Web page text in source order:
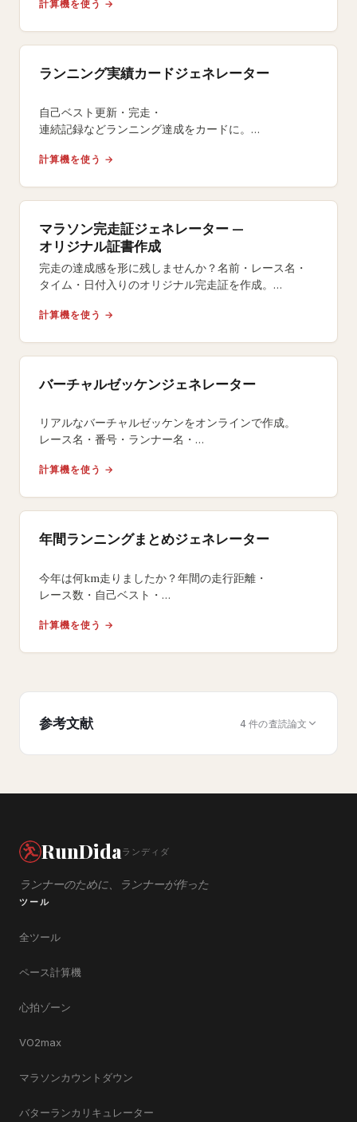
計算機を使う →
ランニング実績カードジェネレーター
自己ベスト更新・完走・
連続記録などランニング達成をカードに。
を無料作成できるツール。
計算機を使う →
マラソン完走証ジェネレーター —
オリジナル証書作成
完走の達成感を形に残しませんか？名前・レース名・
タイム・日付入りのオリジナル完走証を作成。
5種類のデザインから無料ダウンロード。
計算機を使う →
バーチャルゼッケンジェネレーター
リアルなバーチャルゼッケンをオンラインで作成。
レース名・番号・ランナー名・
レース前のSNS投稿や記念品に最適です。
計算機を使う →
年間ランニングまとめジェネレーター
今年は何km走りましたか？年間の走行距離・
レース数・自己ベスト・
SNSでシェアして一年の成長を振り返りましょう。
計算機を使う →
参考文献 4 件の査読論文
RunDidaランディダ
ランナーのために、ランナーが作った
ツール
全ツール
ペース計算機
心拍ゾーン
VO2max
マラソンカウントダウン
バターランカリキュレーター